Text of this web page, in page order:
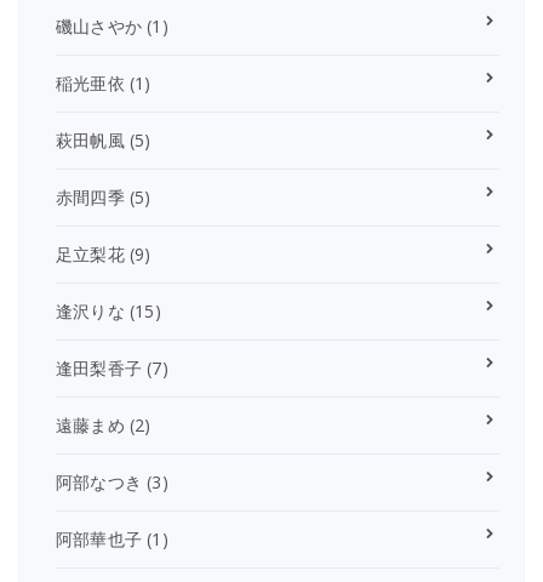
磯山さやか (1)
稲光亜依 (1)
萩田帆風(5)
赤間四季(5)
足立梨花(9)
逢沢りな (15)
逢田梨香子 (7)
遠藤まめ (2)
阿部なつき (3)
阿部華也子 (1)